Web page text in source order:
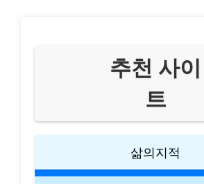
추천 사이
트
삶의지적